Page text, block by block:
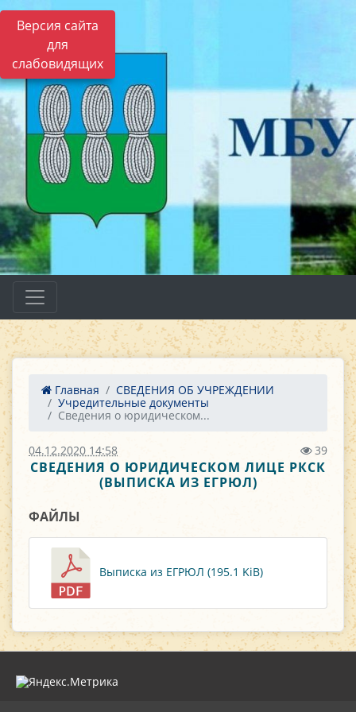
Версия сайта
для
слабовидящих
Главная
СВЕДЕНИЯ ОБ УЧРЕЖДЕНИИ
Учредительные документы
Сведения о юридическом...
04.12.2020 14:58 39
СВЕДЕНИЯ О ЮРИДИЧЕСКОМ ЛИЦЕ РКСК
(ВЫПИСКА ИЗ ЕГРЮЛ)
ФАЙЛЫ
Выписка из ЕГРЮЛ (195.1 KiB)